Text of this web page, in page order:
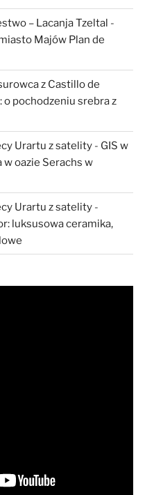
– Lacanja Tzeltal -
Majów Plan de
z Castillo de
o pochodzeniu srebra z
Urartu z satelity - GIS w
w oazie Serachs w
Urartu z satelity -
luksusowa ceramika,